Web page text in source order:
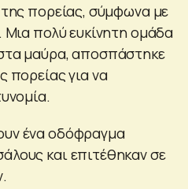
πορείας, σύμφωνα με
Μια πολύ ευκίνητη ομάδα
μαύρα, αποσπάστηκε
πορείας για να
ένα οδόφραγμα
και επιτέθηκαν σε